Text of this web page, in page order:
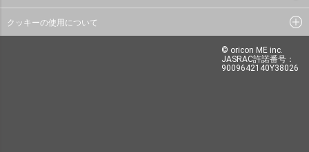
クッキーの使用について
© oricon ME inc.
JASRAC許諾番号：
9009642140Y38026